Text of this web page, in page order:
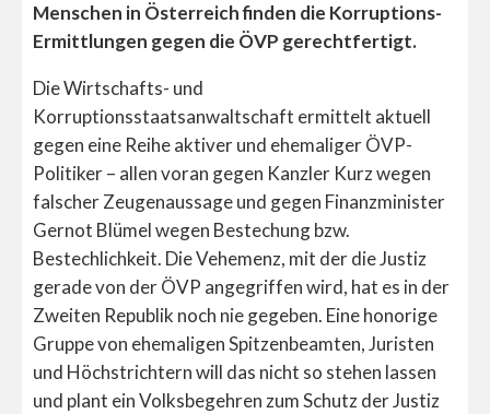
Menschen in Österreich finden die Korruptions-
Ermittlungen gegen die ÖVP gerechtfertigt.
Die Wirtschafts- und
Korruptionsstaatsanwaltschaft ermittelt aktuell
gegen eine Reihe aktiver und ehemaliger ÖVP-
Politiker – allen voran gegen Kanzler Kurz wegen
falscher Zeugenaussage und gegen Finanzminister
Gernot Blümel wegen Bestechung bzw.
Bestechlichkeit. Die Vehemenz, mit der die Justiz
gerade von der ÖVP angegriffen wird, hat es in der
Zweiten Republik noch nie gegeben. Eine honorige
Gruppe von ehemaligen Spitzenbeamten, Juristen
und Höchstrichtern will das nicht so stehen lassen
und plant ein Volksbegehren zum Schutz der Justiz